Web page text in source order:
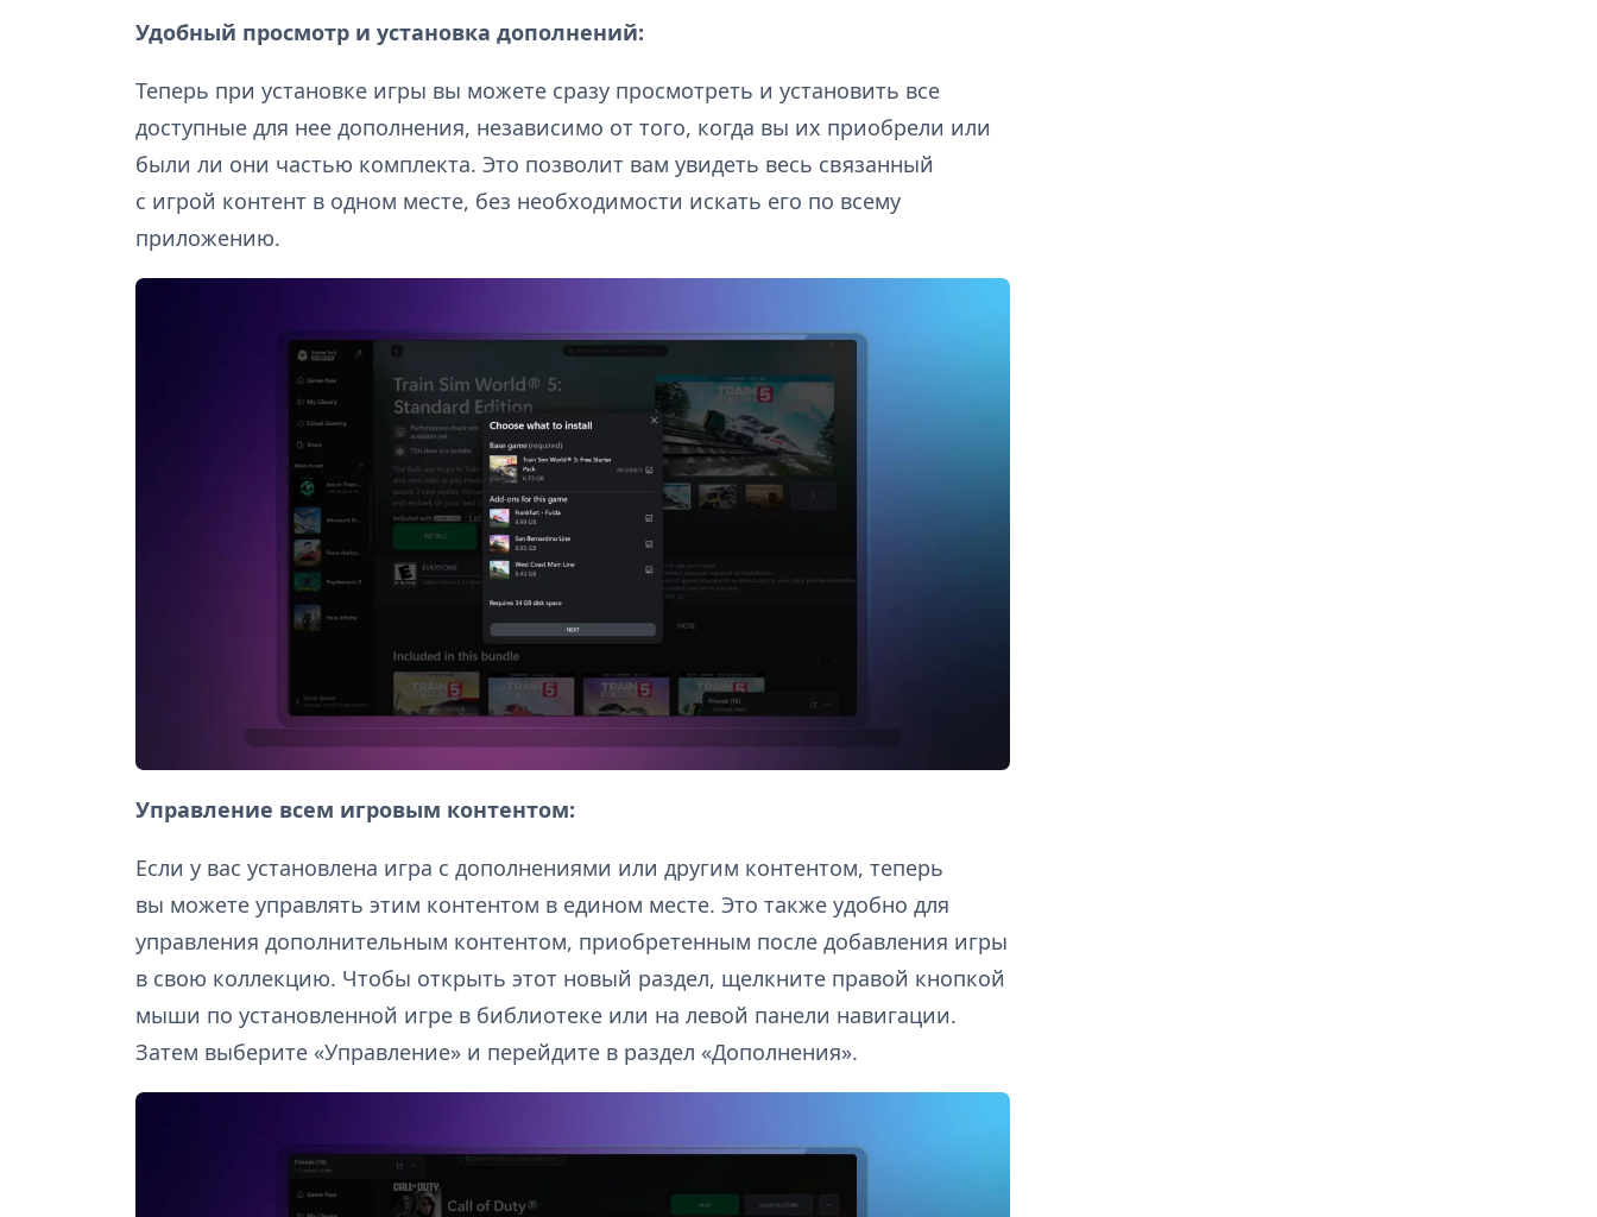
Удобный просмотр и установка дополнений:
Теперь при установке игры вы можете сразу просмотреть и установить все
доступные для нее дополнения, независимо от того, когда вы их приобрели или
были ли они частью комплекта. Это позволит вам увидеть весь связанный
с игрой контент в одном месте, без необходимости искать его по всему
приложению.
Управление всем игровым контентом:
Если у вас установлена игра с дополнениями или другим контентом, теперь
вы можете управлять этим контентом в едином месте. Это также удобно для
управления дополнительным контентом, приобретенным после добавления игры
в свою коллекцию. Чтобы открыть этот новый раздел, щелкните правой кнопкой
мыши по установленной игре в библиотеке или на левой панели навигации.
Затем выберите «Управление» и перейдите в раздел «Дополнения».